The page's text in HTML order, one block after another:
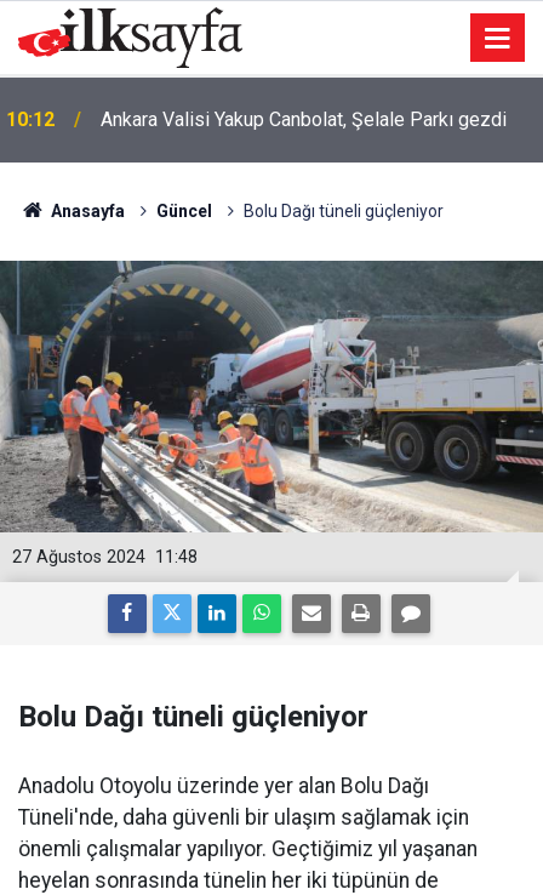
10:12 Ankara Valisi Yakup Canbolat, Şelale Parkı gezdi
09:43 Batman'da feci kaza: Çok sayıda yaralı var
Anasayfa Güncel Bolu Dağı tüneli güçleniyor
11:48
27 Ağustos 2024
Bolu Dağı tüneli güçleniyor
Anadolu Otoyolu üzerinde yer alan Bolu Dağı
Tüneli'nde, daha güvenli bir ulaşım sağlamak için
önemli çalışmalar yapılıyor. Geçtiğimiz yıl yaşanan
heyelan sonrasında tünelin her iki tüpünün de